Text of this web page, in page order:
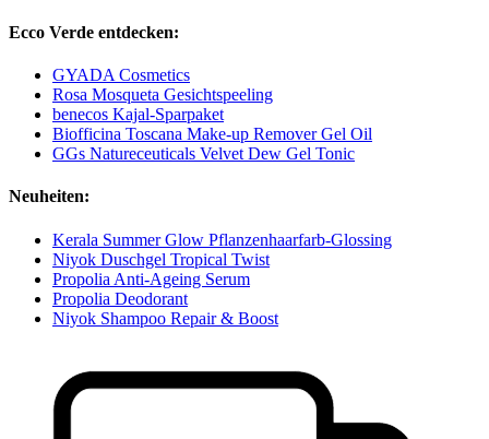
Ecco Verde entdecken:
GYADA Cosmetics
Rosa Mosqueta Gesichtspeeling
benecos Kajal-Sparpaket
Biofficina Toscana Make-up Remover Gel Oil
GGs Natureceuticals Velvet Dew Gel Tonic
Neuheiten:
Kerala Summer Glow Pflanzenhaarfarb-Glossing
Niyok Duschgel Tropical Twist
Propolia Anti-Ageing Serum
Propolia Deodorant
Niyok Shampoo Repair & Boost